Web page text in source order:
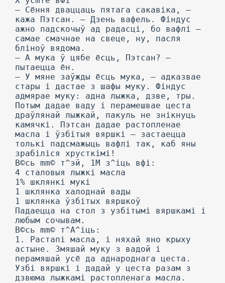
— Сёння дваццаць пятага сакавіка, —
кажа Пэтсан. — Дзень вафель. Фіндус
ажно падскочыў ад радасці, бо вафлі —
самае смачнае на свеце, ну, пасля
бліноў вядома.
— А мука ў цябе ёсць, Пэтсан? —
пытаецца ён.
— У мяне заўжды ёсць мука, — адказвае
стары і дастае з шафы муку. Фіндус
адмярае муку: адна лыжка, дзве, тры.
Потым дадае ваду і перамешвае цеста
драўлянай лыжкай, пакуль не знікнуць
камячкі. Пэтсан дадае растопленае
масла і ўзбітыя вяршкі — застаецца
толькі падсмажыць вафлі так, каб яны
зрабіліся хрусткімі!
В©сь mm© т^эй, 1М з^іць вфі:
4 сталовыя лыжкі масла
1% шклянкі мукі
1 шклянка халоднай вады
1 шклянка ўзбітых вяршкоў
Падаецца на стол з узбітымі вяршкамі і
любым сочывам.
В©сь mm© т^А^іць:
1. Растапі масла, і няхай яно крыху
астыне. Змяшай муку з вадой і
перамяшай усё да аднароднага цеста.
Узбі вяршкі і дадай у цеста разам з
дзвюма лыжкамі растопленага масла.